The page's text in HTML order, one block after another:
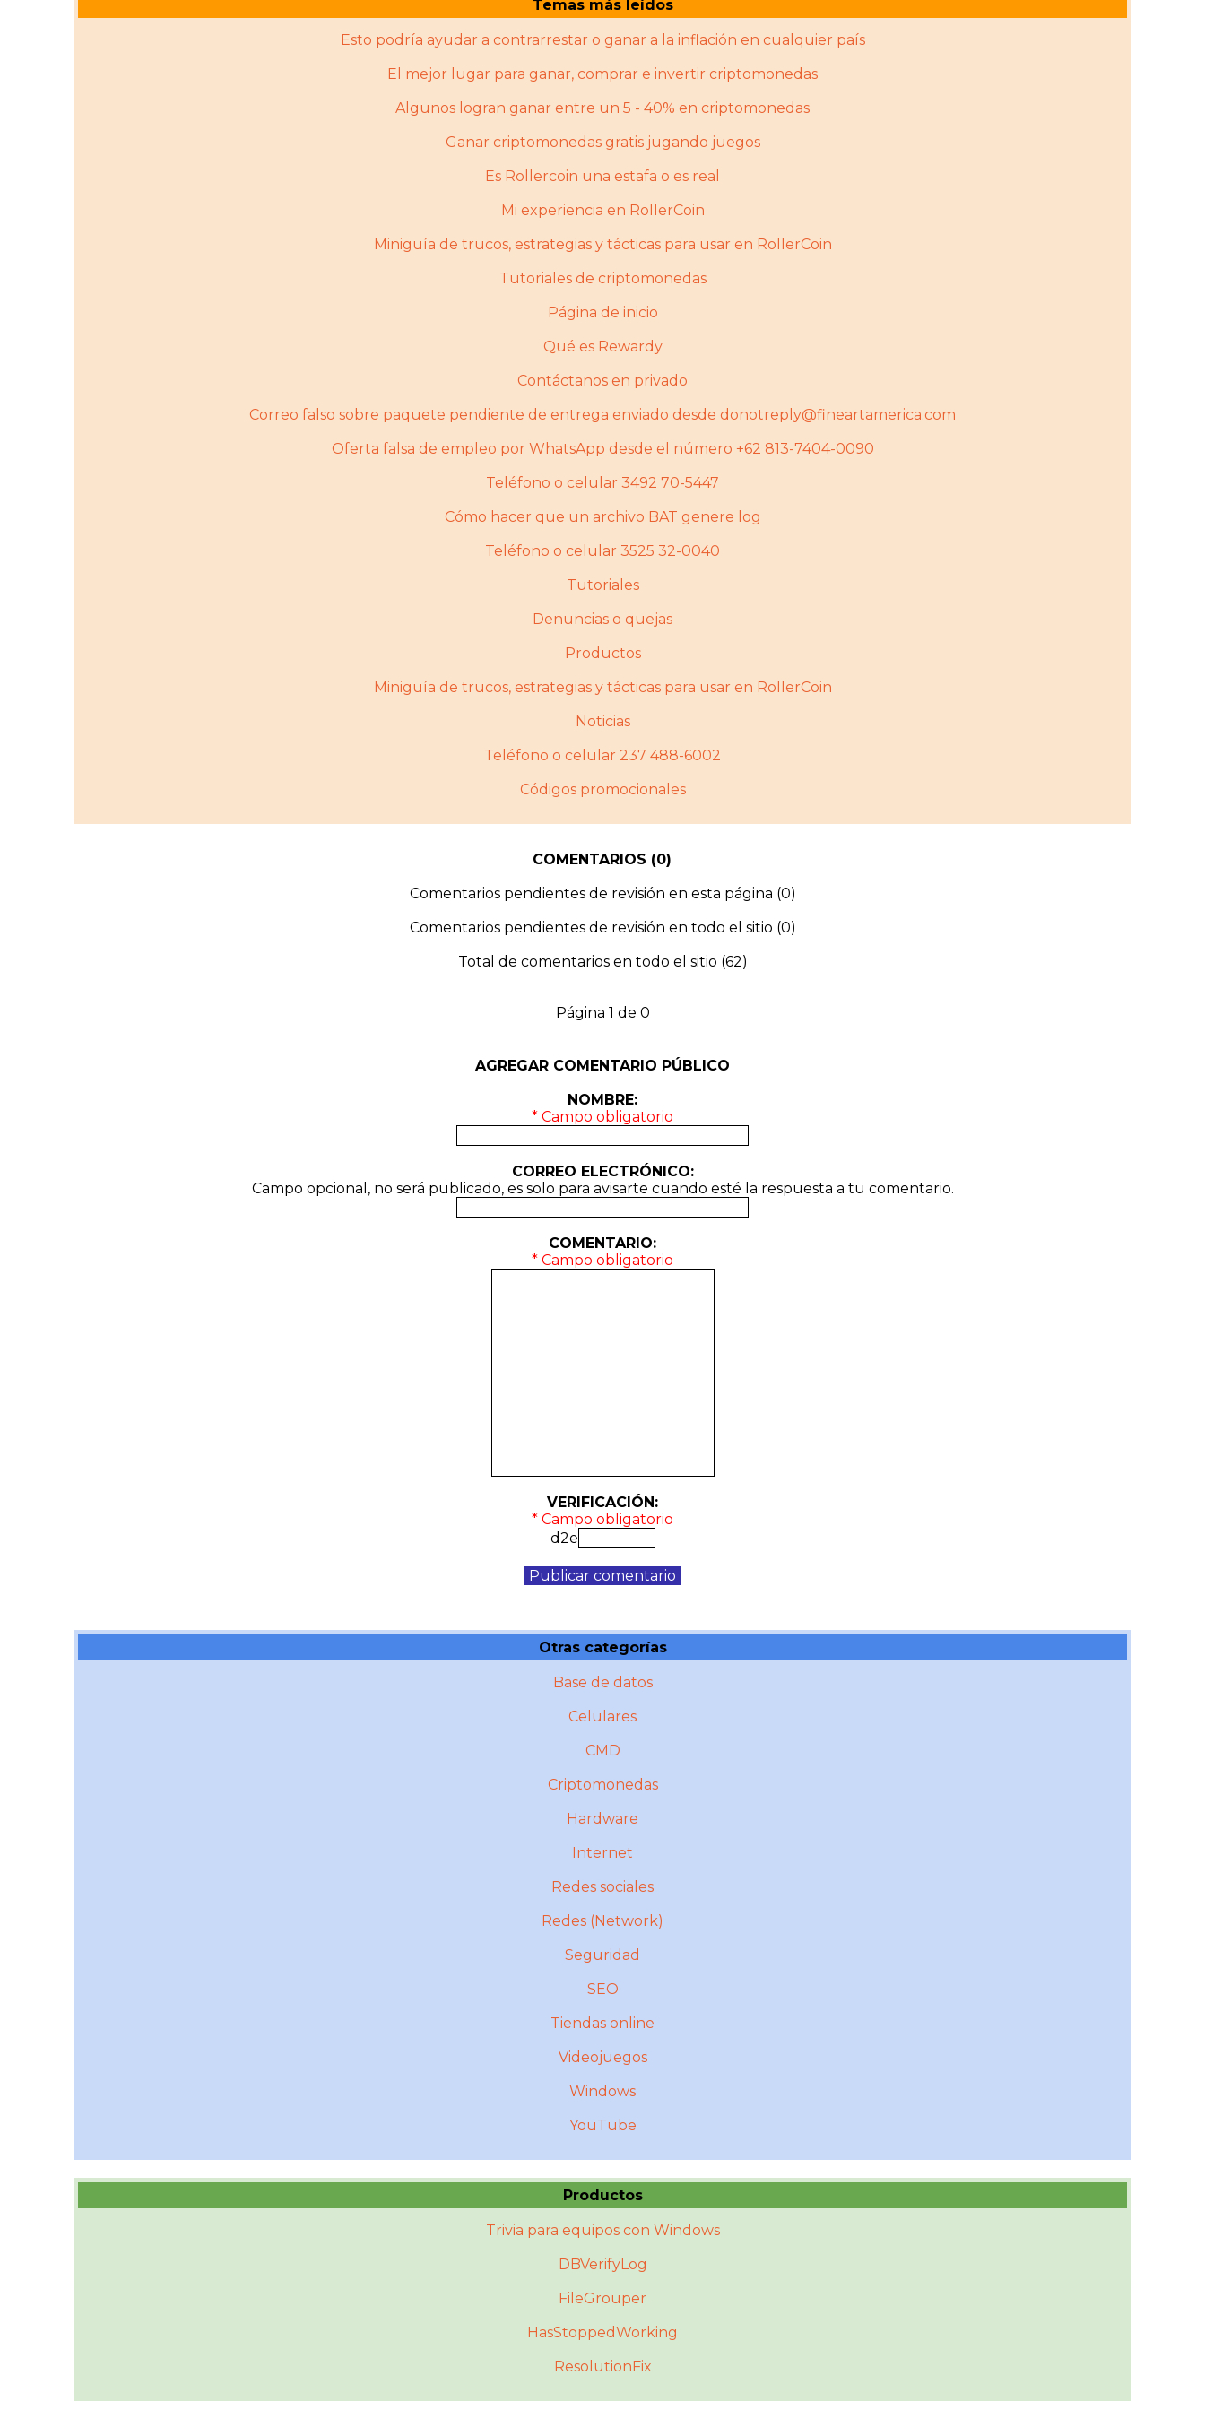
Temas más leídos
Esto podría ayudar a contrarrestar o ganar a la inflación en cualquier país
El mejor lugar para ganar, comprar e invertir criptomonedas
Algunos logran ganar entre un 5 - 40% en criptomonedas
Ganar criptomonedas gratis jugando juegos
Es Rollercoin una estafa o es real
Mi experiencia en RollerCoin
Miniguía de trucos, estrategias y tácticas para usar en RollerCoin
Tutoriales de criptomonedas
Página de inicio
Qué es Rewardy
Contáctanos en privado
Correo falso sobre paquete pendiente de entrega enviado desde donotreply@fineartamerica.com
Oferta falsa de empleo por WhatsApp desde el número +62 813-7404-0090
Teléfono o celular 3492 70-5447
Cómo hacer que un archivo BAT genere log
Teléfono o celular 3525 32-0040
Tutoriales
Denuncias o quejas
Productos
Miniguí­a de trucos, estrategias y tácticas para usar en RollerCoin
Noticias
Teléfono o celular 237 488-6002
Códigos promocionales
COMENTARIOS (0)
Comentarios pendientes de revisión en esta página (0)
Comentarios pendientes de revisión en todo el sitio (0)
Total de comentarios en todo el sitio (62)
Página 1 de 0
AGREGAR COMENTARIO PÚBLICO
NOMBRE:
* Campo obligatorio
CORREO ELECTRÓNICO:
Campo opcional, no será publicado, es solo para avisarte cuando esté la respuesta a tu comentario.
COMENTARIO:
* Campo obligatorio
VERIFICACIÓN:
* Campo obligatorio
d2e
Otras categorías
Base de datos
Celulares
CMD
Criptomonedas
Hardware
Internet
Redes sociales
Redes (Network)
Seguridad
SEO
Tiendas online
Videojuegos
Windows
YouTube
Productos
Trivia para equipos con Windows
DBVerifyLog
FileGrouper
HasStoppedWorking
ResolutionFix